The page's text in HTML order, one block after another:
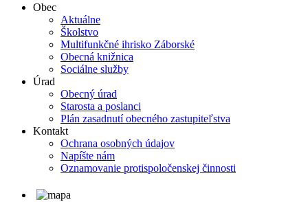
Obec
Aktuálne
Školstvo
Multifunkčné ihrisko Záborské
Obecná knižnica
Sociálne služby
Úrad
Obecný úrad
Starosta a poslanci
Plán zasadnutí obecného zastupiteľstva
Kontakt
Ochrana osobných údajov
Napíšte nám
Oznamovanie protispoločenskej činnosti